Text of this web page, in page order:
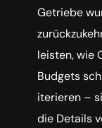
Getriebe
leisten, wie
Budgets
iterieren –
die Details